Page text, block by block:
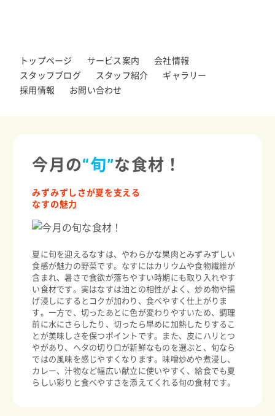
トップページ サービス案内
会社情報
スタッフブログ
スタッフ紹介
ギャラリー
採用情報
お問い合わせ
今月の“旬”な食材！
みずみずしさが夏を支える
なすの魅力
夏に旬を迎えるなすは、やわらかな果肉とみずみずしい
食感が魅力の野菜です。なすにはカリウムや食物繊維が
含まれ、暑さで食欲が落ちやすい時期にも取り入れやす
い食材です。実はなすは油との相性がよく、炒め物や揚
げ浸しにするとコクが加わり、食べやすく仕上がりま
す。一方で、切ったあとに色が変わりやすいため、調理
前に水にさらしたり、切ったら早めに加熱したりするこ
とが美味しさを保つポイントです。また、皮にハリとつ
やがあり、ヘタの切り口が新鮮なものを選ぶと、旬なら
ではの風味を感じやすくなります。味噌炒めや煮浸し、
カレー、汁物など幅広い献立に使いやすく、給食でも夏
らしい彩りと食べやすさを添えてくれる旬の食材です。